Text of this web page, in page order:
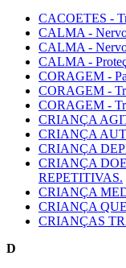
CACOETES -
CALMA -
CALMA -
CALMA -
CORAGEM -
CORAGEM -
CORAGEM -
CRIANÇA
CRIANÇA
CRIANÇA
CRIANÇA
REPETITIVAS.
CRIANÇA
CRIANÇA
CRIANÇAS
D